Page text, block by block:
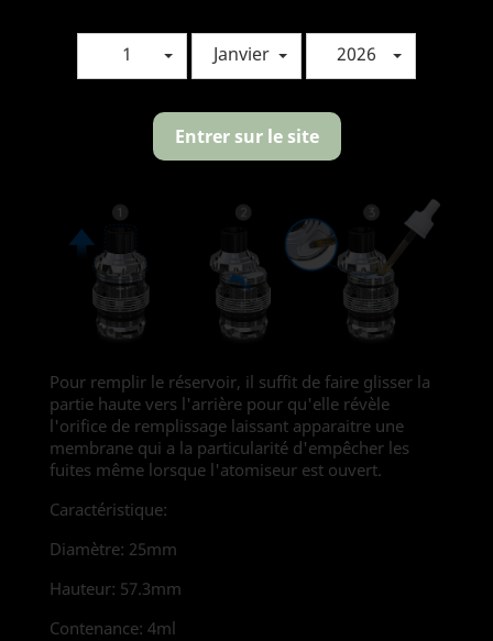
En plus de la protection intégrée au verre du Melo
5, l'autre innovation se trouve au niveau de son
changement de résistance propre. En effet, lorsque
ferme automatiquement afin d'empêcher les fuites,
vous pourrez ainsi retirer la résistance à tout
Pour remplir le réservoir, il suffit de faire glisser la
partie haute vers l'arrière pour qu'elle révèle
l'orifice de remplissage laissant apparaitre une
membrane qui a la particularité d'empêcher les
fuites même lorsque l'atomiseur est ouvert.
Caractéristique:
Diamètre: 25mm
Hauteur: 57.3mm
Contenance: 4ml
1 Janvier 2026
Entrer sur le site